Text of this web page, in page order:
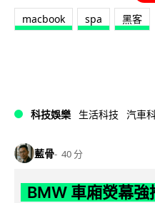
macbook spa 黑客
科技娛樂 生活科技 汽車
藍骨 40 分
BMW 車廂熒幕